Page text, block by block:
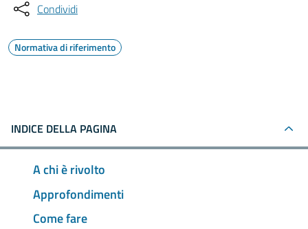
Condividi
Normativa di riferimento
INDICE DELLA PAGINA
A chi è rivolto
Approfondimenti
Come fare